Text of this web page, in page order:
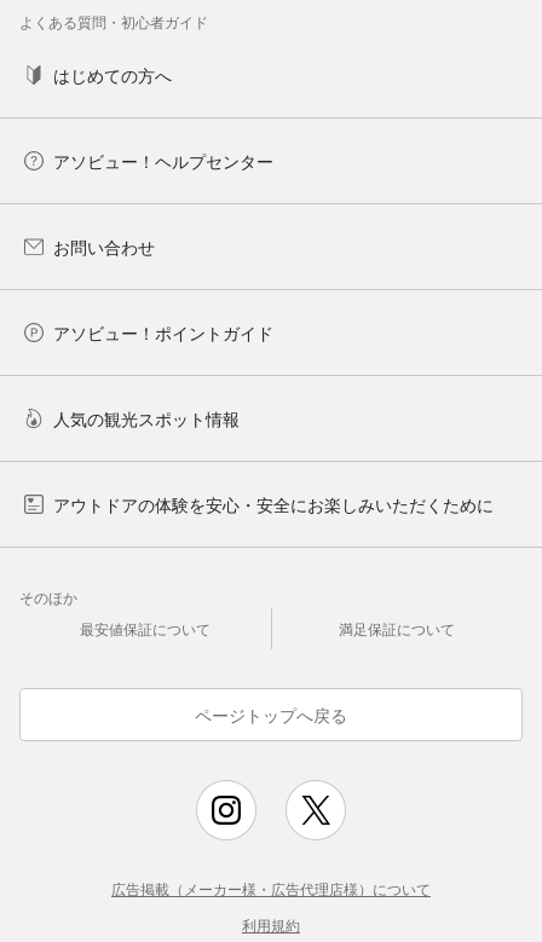
よくある質問・初心者ガイド
はじめての方へ
アソビュー！ヘルプセンター
お問い合わせ
アソビュー！ポイントガイド
人気の観光スポット情報
アウトドアの体験を安心・安全にお楽しみいただくために
そのほか
最安値保証について
満足保証について
ページトップへ戻る
広告掲載（メーカー様・広告代理店様）について
利用規約